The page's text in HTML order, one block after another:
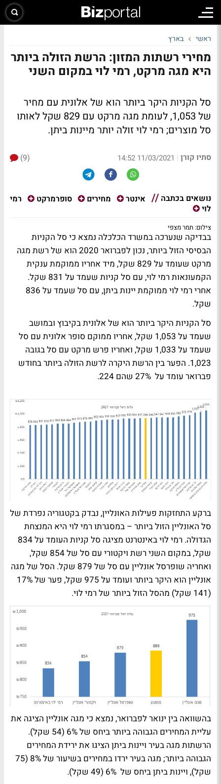
ראשי בארץ
מחירי רשתות המזון: הרשת הזולה ביותר
היא מגה מרקט, רמי לוי במקום השני
סל הקניות היקר ביותר הוא של אלונית עם מחיר
של 1,053, לעומת מגה מרקט עם 829 שקל לאותו
סל מוצרים; רמי לוי זולה יותר מיינות ביתן.
סתיו קורן |
11/03/2021 14:52
(9)
נושאים בכתבה אינטר מחירים סופרמרקט
רמי
לוי
צילום: תמר מצפי
בבדיקה שנערכה במשרד הכלכלה נמצא כי סל הקניות
הבסיסי הזול ביותר, נכון לפברואר 2020 הוא של רשת מגה
מרקט שעומד על 829 שקל, מיד אחריו ממוקמת ענקית
הקמעונאות רמי לוי, עם סל קניות שעמד על 831 שקל.
אחרי רמי לוי ממוקמת יינות ביתן, עם סל שעמד על 836
שקל.
סל הקניות היקר ביותר הוא של אלונית בקיבוץ ובמושב
שעמד על 1,053 שקל, אחריו ממוקם סופר אלונית עם סל
שעמד על 1,033 שקל, ואחריו פרש מרקט עם סל בגובה
1,023. הפער בין הרשת היקרה לרשת הזולה ביותר בחודש
פברואר עומד על 27% שהם 224.
ברקע התחזקות פעילות האונליין, נבדק בקטגוריה נפרדת של
סל האונליין הזול ביותר – במסגרתו רמי לוי היא המנצחת
הגדולה. רמי לוי באינטרנט מציגה סל קניות העומד על 834
שקל, במקום השני רשת ויקטורי עם סל של 854 שקל,
ואחריה שופרסל אונליין עם סל של 879 שקל. הסל של מגה
אונליין הוא היקר ביותר ועומד על 975 שקל, פער של 17%
(141 שקל) מהסל הזול ביותר של רמי לוי.
בהשוואה בין ינואר לפברואר, נמצא כי מגה אונליין הציגה את
עליית המחירים הגבוהה ביותר ביחס של 6% (54 שקל).
הרשתות מגה בעיר ויינות ביתן הציגו את ירידת המחירים
הגבוהה ביותר; מגה בעיר ירדו במחירים בשיעור של 8% (75
שקל), ויינות ביתן ביחס של 6% (49 שקל).